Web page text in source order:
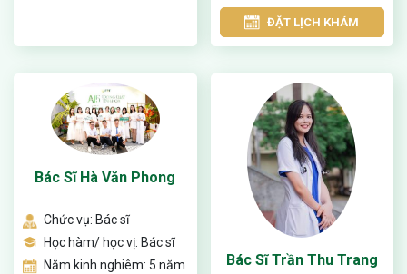
Sau Sinh Có Tự Khỏi
Thông Tin Cần Biết
phổ biến, khiến đôi bàn tay,
của chị em trở nên khô...
ĐẶT LỊCH KHÁM
Bác Sĩ Hà Văn Phong
Chức vụ: Bác sĩ
Học hàm/ học vị: Bác sĩ
Năm kinh nghiêm: 5 năm
Bác Sĩ Trần Thu Trang